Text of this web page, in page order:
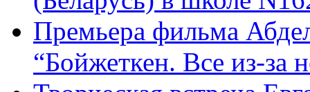
Премьера фильма
“Бойжеткен. Все из-за